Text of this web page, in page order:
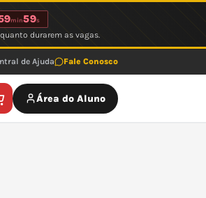
min59s
durarem as vagas.
de Ajuda Fale Conosco
Área do Aluno